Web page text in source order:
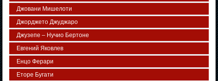
Джовани Мишелоти
Джорджето Джуджаро
Джузепе – Нучио Бертоне
Евгений Яковлев
Енцо Ферари
Еторе Бугати